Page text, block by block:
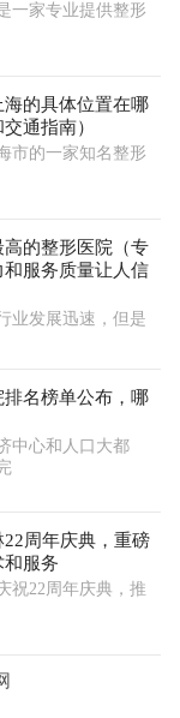
一家专业提供整形
的具体位置在哪
通指南）
市的一家知名整形
的整形医院（专
服务质量让人信
业发展迅速，但是
名榜单公布，哪
中心和人口大都
周年庆典，重磅
和服务
祝22周年庆典，推